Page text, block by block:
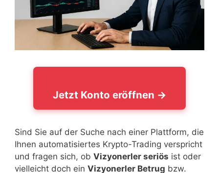
Jetzt Konto eröffnen →
Sind Sie auf der Suche nach einer Plattform, die
Ihnen automatisiertes Krypto-Trading verspricht
und fragen sich, ob Vizyonerler seriös ist oder
vielleicht doch ein Vizyonerler Betrug bzw.